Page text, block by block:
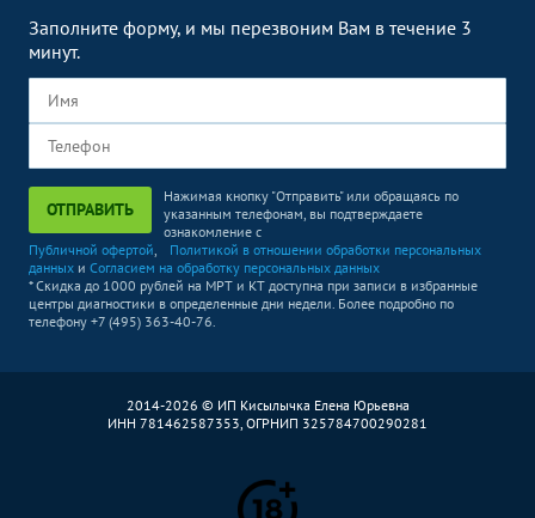
Заполните форму, и мы перезвоним Вам в течение 3
минут.
ОТПРАВИТЬ
Нажимая кнопку "Отправить" или обращаясь по
указанным телефонам, вы подтверждаете
ознакомление с
Публичной офертой,
Политикой в отношении обработки персональных
данных и Согласием на обработку персональных данных
* Скидка до 1000 рублей на МРТ и КТ доступна при записи в избранные
центры диагностики в определенные дни недели. Более подробно по
телефону +7 (495) 363-40-76.
2014-2026 © ИП Кисылычка Елена Юрьевна
ИНН 781462587353, ОГРНИП 325784700290281